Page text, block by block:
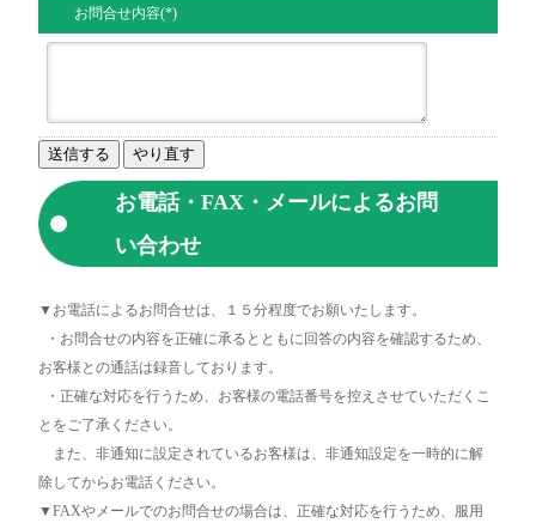
お問合せ内容(*)
お電話・FAX・メールによるお問
い合わせ
▼お電話によるお問合せは、１５分程度でお願いたします。
・お問合せの内容を正確に承るとともに回答の内容を確認するため、
お客様との通話は録音しております。
・正確な対応を行うため、お客様の電話番号を控えさせていただくこ
とをご了承ください。
また、非通知に設定されているお客様は、非通知設定を一時的に解
除してからお電話ください。
▼FAXやメールでのお問合せの場合は、正確な対応を行うため、服用